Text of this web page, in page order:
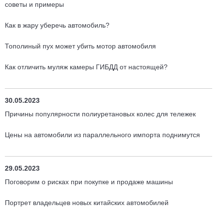
советы и примеры
Как в жару уберечь автомобиль?
Тополиный пух может убить мотор автомобиля
Как отличить муляж камеры ГИБДД от настоящей?
30.05.2023
Причины популярности полиуретановых колес для тележек
Цены на автомобили из параллельного импорта поднимутся
29.05.2023
Поговорим о рисках при покупке и продаже машины
Портрет владельцев новых китайских автомобилей